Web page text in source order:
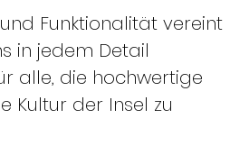
Funktionalität vereint
in jedem Detail
alle, die hochwertige
Kultur der Insel zu